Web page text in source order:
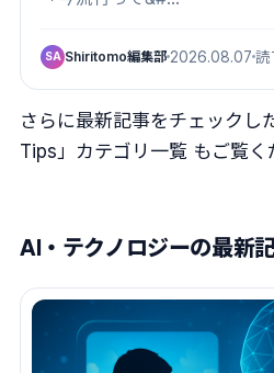
SA Shiritomo編集部 2026.08.07 読
さらに最新記事をチェックし
Tips」カテゴリ一覧 もご覧く
AI・テクノロジーの最新